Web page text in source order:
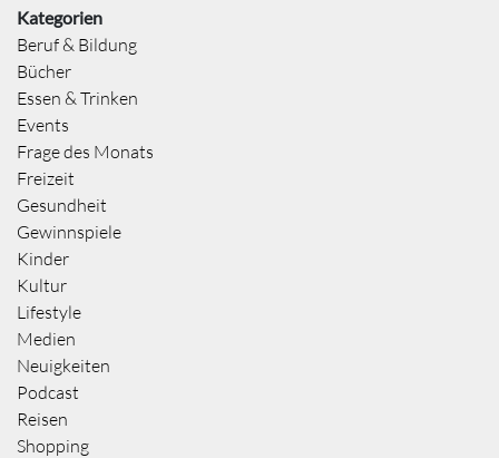
Kategorien
Beruf & Bildung
Bücher
Essen & Trinken
Events
Frage des Monats
Freizeit
Gesundheit
Gewinnspiele
Kinder
Kultur
Lifestyle
Medien
Neuigkeiten
Podcast
Reisen
Shopping